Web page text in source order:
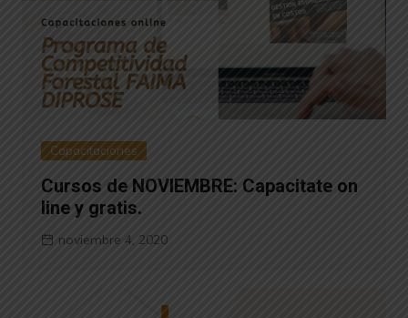
Capacitaciones
Cursos de NOVIEMBRE: Capacitate on
line y gratis.
noviembre 4, 2020